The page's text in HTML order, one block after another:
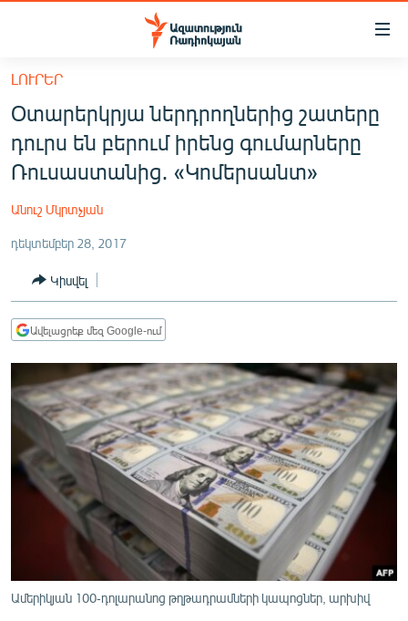
Մատչելիության
հիմնական
բովանդակությանը
հիմնական
մենյուին
ՀԱՅԱՍՏԱՆ
ՔԱՂԱՔԱԿԱՆ
ՏՆՏԵՍՈՒԹՅՈՒՆ
ՂԱՐԱԲԱՂ
ՏԱՐԱԾԱՇՐՋԱՆ
ՄԻՋԱԶԳԱՅԻՆ
ՄՇԱԿՈՒՅԹ
ՍՊՈՐՏ
ՄԵԿՆԱԲԱՆՈՒԹՅՈՒՆ
ՏՏ ԵՒ ԻՆՏԵՐՆԵՏ
ԼՈՒՐԵՐ
Օտարերկրյա ներդրողներից շատերը
դուրս են բերում իրենց գումարները
Ռուսաստանից․ «Կոմերսանտ»
Անուշ Մկրտչյան
դեկտեմբեր 28, 2017
Կիսվել
Ավելացրեք մեզ Google-ում
Ամերիկյան 100-դոլարանոց թղթադրամների կապոցներ, արխիվ